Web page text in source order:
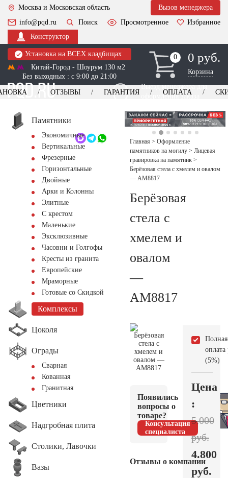
Москва и Московская область
Вызов менеджера
info@pqd.ru
Поиск Просмотренное
Избранное
Конструктор
Установка на ВСЕХ кладбищах
Китай-Город - Шоурум 130 м2
Без выходных : с 9:00 до 21:00
0
0 0 руб.
Корзина
Выезд менеджера для
оформления заказа
+7 (495) 518-44-23
Обратный звонок
ОТЗЫВЫ ГАРАНТИЯ ОПЛАТА
Памятники
Экономичные
Вертикальные
Фрезерные
Горизонтальные
Двойные
Арки и Колонны
Элитные
С крестом
Маленькие
Эксклюзивные
Часовни и Голгофы
Кресты из гранита
Европейские
Мраморные
Готовые со Скидкой
Комплексы
Цоколя
Ограды
Сварная
Кованная
Гранитная
Цветники
Надгробная плита
Столики, Лавочки
Вазы
Главная > Оформление
памятников на могилу > Лицевая
гравировка на памятник >
Берёзовая стела с хмелем и овалом
— AM8817
Берёзовая
стела с
хмелем и
овалом
—
AM8817
Появились
вопросы о
товаре?
Консультация
специалиста
Отзывы о компании
Полная
оплата
(5%)
Цена
:
5.000
руб.
4.800
руб.